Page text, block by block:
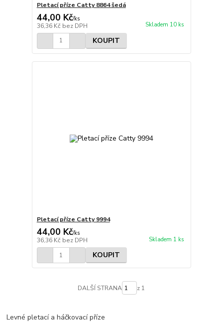
Pletací příze Catty 8864 šedá
44,00 Kč/ks
36,36 Kč bez DPH Skladem 10 ks
KOUPIT
Pletací příze Catty 9994
44,00 Kč/ks
36,36 Kč bez DPH Skladem 1 ks
KOUPIT
DALŠÍ STRANA z 1
Levné pletací a háčkovací příze